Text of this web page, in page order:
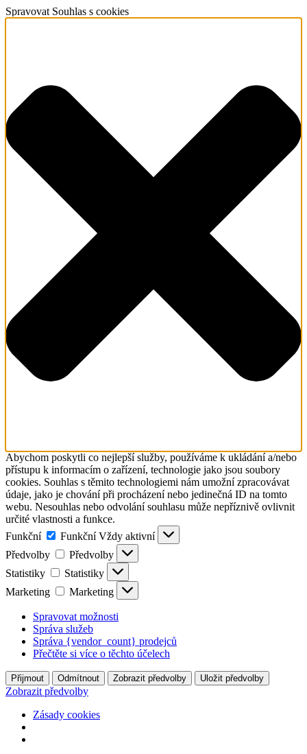
Spravovat Souhlas s cookies
Abychom poskytli co nejlepší služby, používáme k ukládání a/nebo
přístupu k informacím o zařízení, technologie jako jsou soubory
cookies. Souhlas s těmito technologiemi nám umožní zpracovávat
údaje, jako je chování při procházení nebo jedinečná ID na tomto
webu. Nesouhlas nebo odvolání souhlasu může nepříznivě ovlivnit
určité vlastnosti a funkce.
Funkční
Funkční Vždy aktivní
Předvolby
Předvolby
Statistiky
Statistiky
Marketing
Marketing
Spravovat možnosti
Správa služeb
Správa {vendor_count} prodejců
Přečtěte si více o těchto účelech
Přijmout Odmítnout Zobrazit předvolby Uložit předvolby
Zobrazit předvolby
Zásady cookies